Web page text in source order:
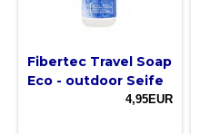
Fibertec Travel Soap
Eco - outdoor Seife
4,95EUR